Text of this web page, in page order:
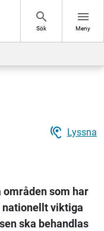
search
Sök
menu
Meny
hearing Lyssna
som har
nationellt viktiga
ska behandlas